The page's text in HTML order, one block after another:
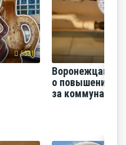
5531
Воронежцам
о повышении
за